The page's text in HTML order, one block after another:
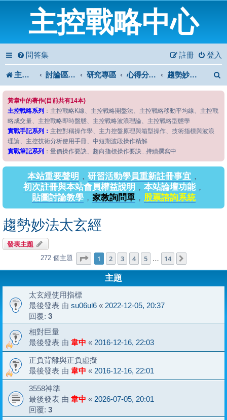
主控戰略中心
問答集 登入
註冊
主控戰略中心 討論區首頁 研究專區 心得分享專區 趨勢妙法太玄經
黃韋中的著作(目前共有14本)
主控戰略系列 ：主控戰略K線、主控戰略開盤法、主控戰略移動平均線、主控戰
略成交量、主控戰略即時盤態、主控戰略波浪理論、主控戰略型態學
實戰手記系列： 主控對稱操作學、主力控盤原理與箱型操作、技術指標與波浪
理論、主控技術分析使用手冊、中短期波段操作精解
實戰筆記系列 ：量價操作要訣、趨向指標操作要訣...持續撰寫中
本站重要聲明 ， 研習活動學員重新註冊事宜 ，
初次註冊與本站會員權益說明 ， 本站論壇功能，
貼圖討論教學， 家教詢問單， 股票諮詢系統
趨勢妙法太玄經
發表主題
272 個主題 1 頁 (共 14 頁)
1 2 3 4 5 … 14
主題
太玄經使用指標
最後發表 由 su06ul6 « 2022-12-05, 20:37
回覆: 3
相對巨量
最後發表 由 韋中 « 2016-12-16, 22:03
正負背離與正負虛擬
最後發表 由 韋中 « 2016-12-16, 22:01
3558神準
最後發表 由 韋中 « 2026-07-05, 20:01
回覆: 3